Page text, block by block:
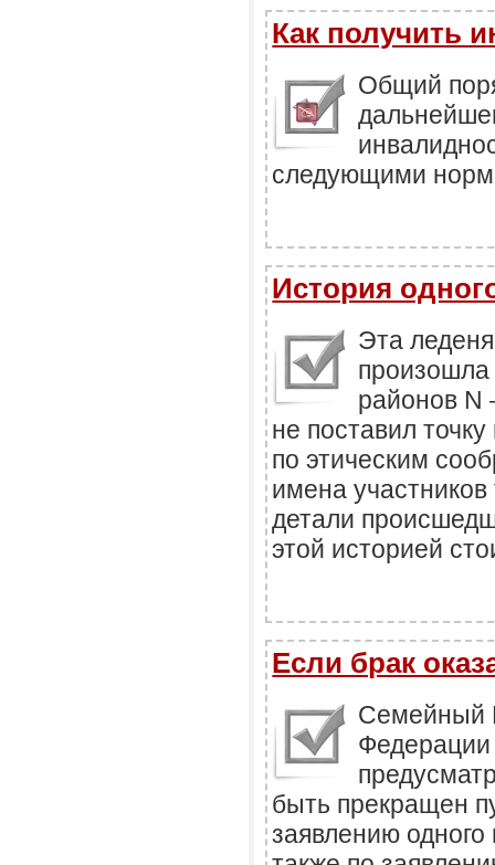
Как получить
Общий
следующими
История
Эта
произошла
районов N
не поставил
по этическим
имена
детали
этой историей
Если брак
Семейный
Федерации
быть прекращен
заявлению одного